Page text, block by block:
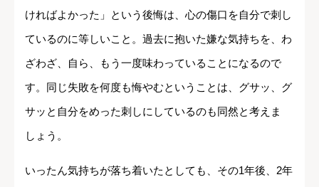
ければよかった」という後悔は、心の傷口を自分で刺し
ているのに等しいこと。過去に抱いた嫌な気持ちを、わ
ざわざ、自ら、もう一度味わっていることになるので
す。同じ失敗を何度も悔やむということは、グサッ、グ
サッと自分をめった刺しにしているのも同然と考えま
しょう。
いったん気持ちが落ち着いたとしても、その1年後、2年